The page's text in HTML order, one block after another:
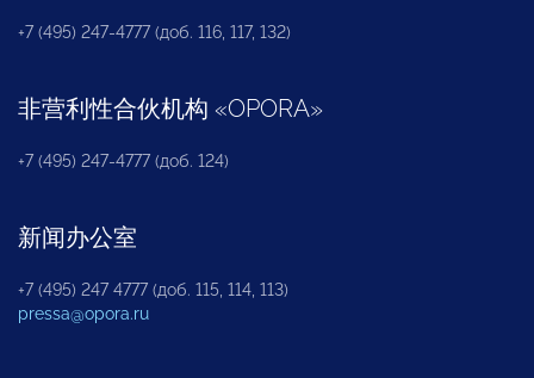
+7 (495) 247-4777 (доб. 116, 117, 132)
非营利性合伙机构 «OPORA»
+7 (495) 247-4777 (доб. 124)
新闻办公室
+7 (495) 247 4777 (доб. 115, 114, 113)
pressa@opora.ru